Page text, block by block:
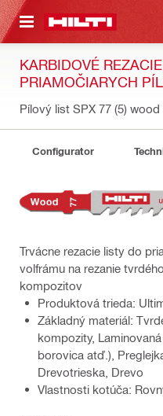
HLAVNÝ OBSAH
KARBIDOVÉ
PRIAMOČIARYCH
Pílový list SPX 77 (5)
Configurator
Trvácne rezacie listy do
volfrámu na rezanie
kompozitov
Produktová trieda:
Základný materiál:
kompozity,
borovica atď.),
Drevotrieska, Drevo
Vlastnosti kotúča: